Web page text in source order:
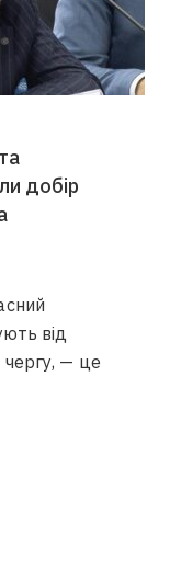
добір
від
чергу, — це